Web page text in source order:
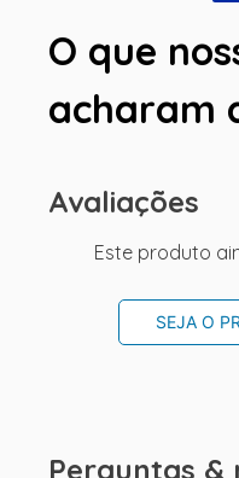
O que
acharam
Avaliações
Este produto
SEJA O
Perguntas &